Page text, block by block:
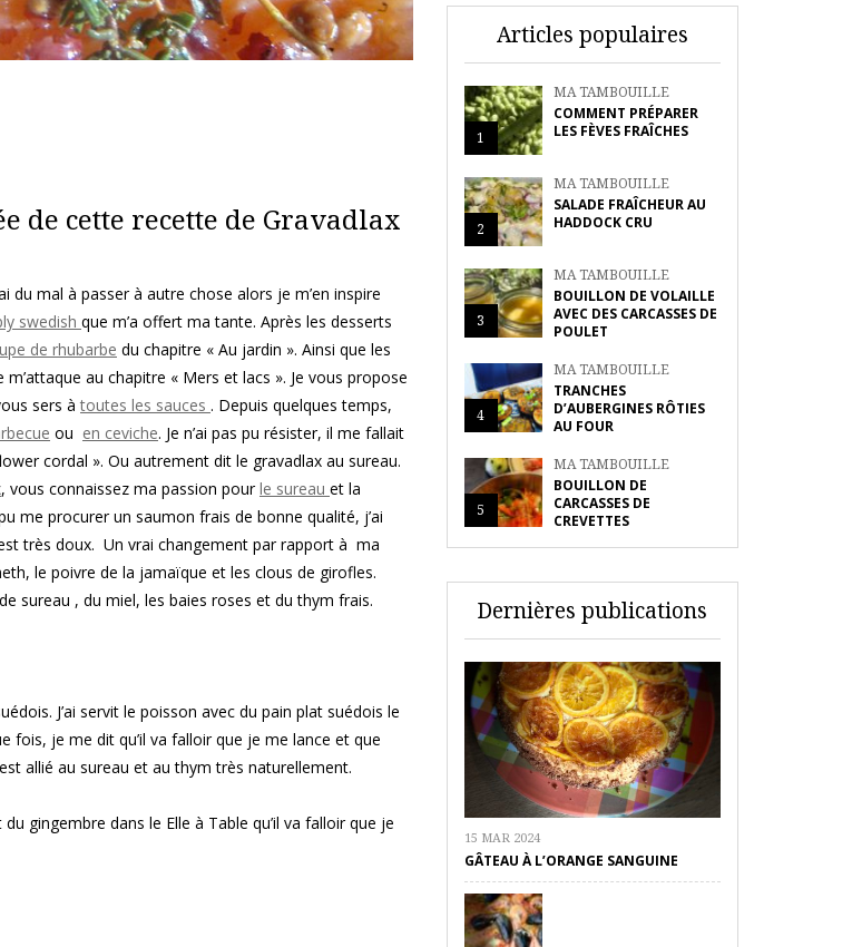
de cette recette de Gravadlax
du mal à passer à autre chose alors je m’en inspire
swedish que m’a offert ma tante. Après les desserts
de rhubarbe du chapitre « Au jardin ». Ainsi que les
au chapitre « Mers et lacs ». Je vous propose
sers àtoutes les sauces . Depuis quelques temps,
ou en ceviche. Je n’ai pas pu résister, il me fallait
cordal ». Ou autrement dit le gravadlax au sureau.
, vous connaissez ma passion pourle sureau et la
me procurer un saumon frais de bonne qualité, j’ai
très doux. Un vrai changement par rapport à ma
le poivre de la jamaïque et les clous de girofles.
sureau , du miel, les baies roses et du thym frais.
J’ai servit le poisson avec du pain plat suédois le
fois, je me dit qu’il va falloir que je me lance et que
allié au sureau et au thym très naturellement.
gingembre dans le Elle à Table qu’il va falloir que je
Articles populaires
1
MA TAMBOUILLE
COMMENT PRÉPARER
LES FÈVES FRAÎCHES
2
MA TAMBOUILLE
SALADE FRAÎCHEUR AU
HADDOCK CRU
3
MA TAMBOUILLE
BOUILLON DE VOLAILLE
AVEC DES CARCASSES DE
POULET
4
MA TAMBOUILLE
TRANCHES
D’AUBERGINES RÔTIES
AU FOUR
5
MA TAMBOUILLE
BOUILLON DE
CARCASSES DE
CREVETTES
Dernières publications
15 MAR 2024
GÂTEAU À L’ORANGE SANGUINE